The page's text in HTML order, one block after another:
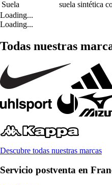
Suela
suela sintética
Loading...
Loading...
Todas nuestras
Descubre todas nuestras marcas
Servicio postventa en